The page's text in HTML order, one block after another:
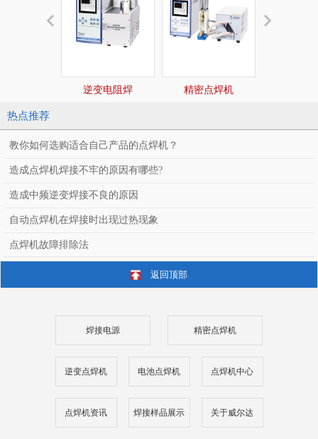
逆变电阻焊 精密点焊机
热点推荐
教你如何选购适合自己产品的点焊机？
造成点焊机焊接不牢的原因有哪些?
造成中频逆变焊接不良的原因
自动点焊机在焊接时出现过热现象
点焊机故障排除法
返回顶部
焊接电源 精密点焊机
逆变点焊机 电池点焊机 点焊机中心
点焊机资讯 焊接样品展示 关于威尔达